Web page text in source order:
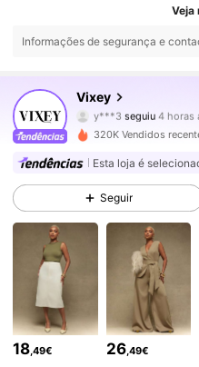
Veja
Informações de segurança e
Vixey
y***3seguiu
l***sestá a navegar
4,77
230K Seguidores
4,77 230K Seguidores
230K Seguidores
230K Seguidores
320K Vendidos
Esta loja é
Seguir
18,49€ 26,49€